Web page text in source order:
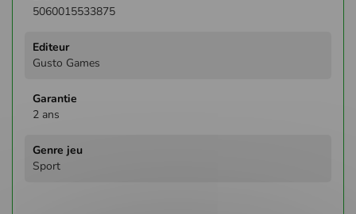
5060015533875
Gusto Games
2 ans
Sport